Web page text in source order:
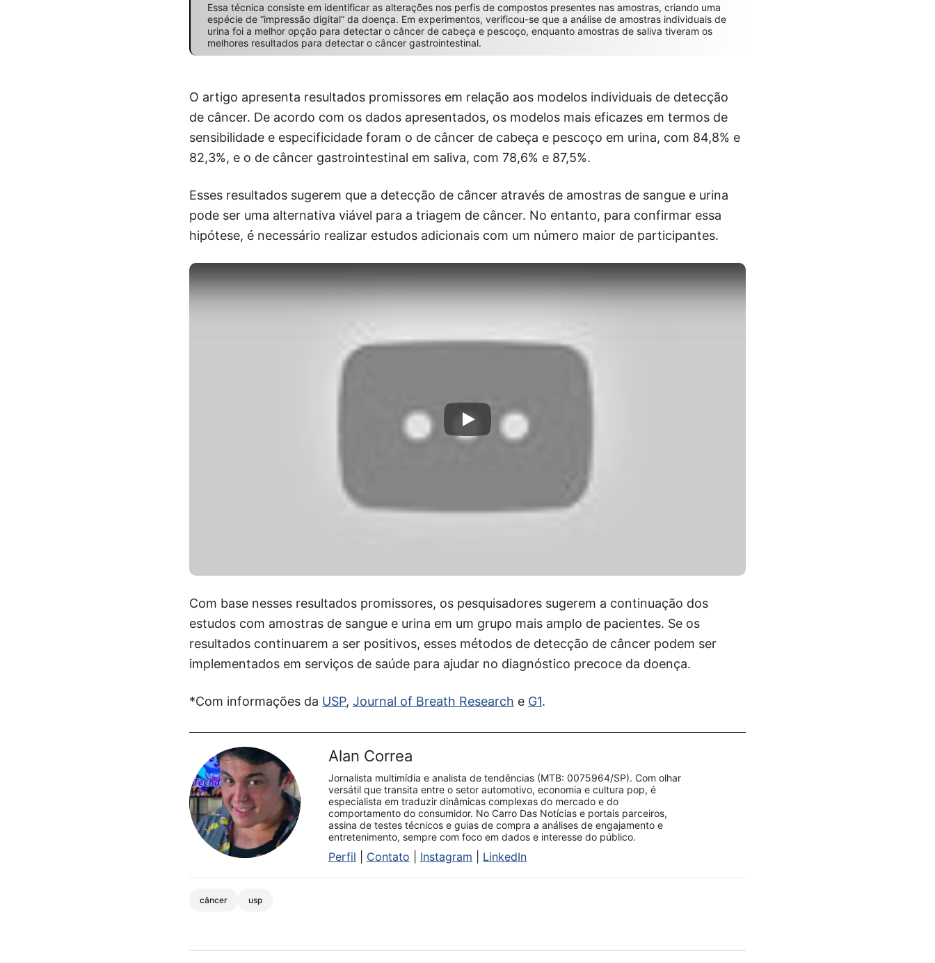
Essa técnica consiste em identificar as alterações nos perfis de compostos presentes nas amostras, criando uma
espécie de “impressão digital” da doença. Em experimentos, verificou-se que a análise de amostras individuais de
urina foi a melhor opção para detectar o câncer de cabeça e pescoço, enquanto amostras de saliva tiveram os
melhores resultados para detectar o câncer gastrointestinal.
O artigo apresenta resultados promissores em relação aos modelos individuais de detecção
de câncer. De acordo com os dados apresentados, os modelos mais eficazes em termos de
sensibilidade e especificidade foram o de câncer de cabeça e pescoço em urina, com 84,8% e
82,3%, e o de câncer gastrointestinal em saliva, com 78,6% e 87,5%.
Esses resultados sugerem que a detecção de câncer através de amostras de sangue e urina
pode ser uma alternativa viável para a triagem de câncer. No entanto, para confirmar essa
hipótese, é necessário realizar estudos adicionais com um número maior de participantes.
Com base nesses resultados promissores, os pesquisadores sugerem a continuação dos
estudos com amostras de sangue e urina em um grupo mais amplo de pacientes. Se os
resultados continuarem a ser positivos, esses métodos de detecção de câncer podem ser
implementados em serviços de saúde para ajudar no diagnóstico precoce da doença.
*Com informações da USP, Journal of Breath Research e G1.
Alan Correa
Jornalista multimídia e analista de tendências (MTB: 0075964/SP). Com olhar
versátil que transita entre o setor automotivo, economia e cultura pop, é
especialista em traduzir dinâmicas complexas do mercado e do
comportamento do consumidor. No Carro Das Notícias e portais parceiros,
assina de testes técnicos e guias de compra a análises de engajamento e
entretenimento, sempre com foco em dados e interesse do público.
Perfil Contato Instagram LinkedIn
câncer usp